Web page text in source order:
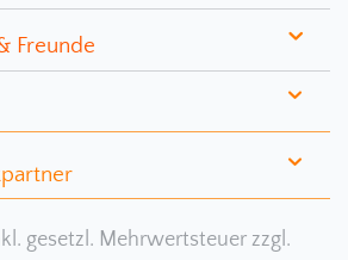
Freunde
gesetzl. Mehrwertsteuer zzgl.